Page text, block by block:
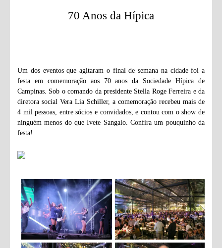
70 Anos da Hípica
Um dos eventos que agitaram o final de semana na cidade foi a
festa em comemoração aos 70 anos da Sociedade Hípica de
Campinas. Sob o comando da presidente Stella Roge Ferreira e da
diretora social Vera Lia Schiller, a comemoração recebeu mais de
4 mil pessoas, entre sócios e convidados, e contou com o show de
ninguém menos do que Ivete Sangalo. Confira um pouquinho da
festa!